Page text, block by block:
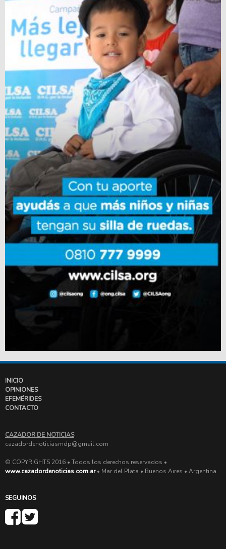
INICIO
OPINIONES
EFEMÉRIDES
CONTACTO
CAZADOR DE NOTICIAS
cazadordenoticiasmdp@gmail.com
© COPYRIGHTS 2016 • Todos los derechos reservados •
www.cazadordenoticias.com.ar• Mar del Plata • Buenos Aires • Argentina
SEGUINOS